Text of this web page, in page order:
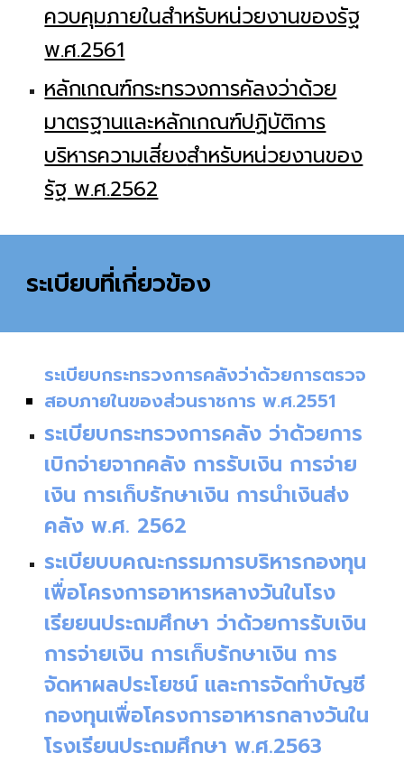
ควบคุมภายในสำหรับหน่วยงานของรัฐ
พ.ศ.2561
หลักเกณฑ์กระทรวงการคัลงว่าด้วย
มาตรฐานและหลักเกณฑ์ปฏิบัติการ
บริหารความเสี่ยงสำหรับหน่วยงานของ
รัฐ พ.ศ.2562
ระเบียบที่เกี่ยวข้อง
ระเบียบกระทรวงการคลังว่าด้วยการตรวจ
สอบภายในของส่วนราชการ พ.ศ.2551
ระเบียบกระทรวงการคลัง ว่าด้วยการ
เบิกจ่ายจากคลัง การรับเงิน การจ่าย
เงิน การเก็บรักษาเงิน การนำเงินส่ง
คลัง พ.ศ. 2562
ระเบียบบคณะกรรมการบริหารกองทุน
เพื่อโครงการอาหารหลางวันในโรง
เรียยนประถมศึกษา ว่าด้วยการรับเงิน
การจ่ายเงิน การเก็บรักษาเงิน การ
จัดหาผลประโยชน์ และการจัดทำบัญชี
กองทุนเพื่อโครงการอาหารกลางวันใน
โรงเรียนประถมศึกษา พ.ศ.2563